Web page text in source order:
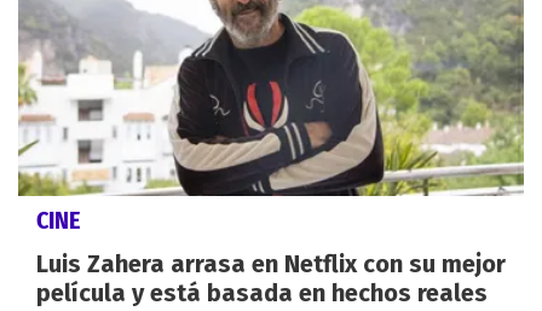
CINE
Luis Zahera arrasa en Netflix con su mejor
película y está basada en hechos reales